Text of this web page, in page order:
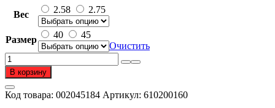
30
960 ₽
–
33
720 ₽
Вес 2.58 2.75
Размер 40
45
Очистить
Количество
товара
Цепь
из
золота
В корзину
Код товара: 002045184 Артикул: 610200160